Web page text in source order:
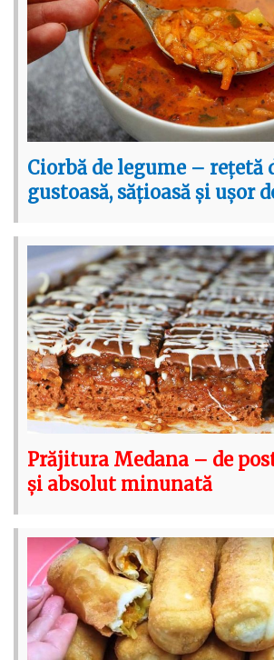
Ciorbă de legume – rețetă
gustoasă, sățioasă și ușor
Prăjitura Medana – de
și absolut minunată